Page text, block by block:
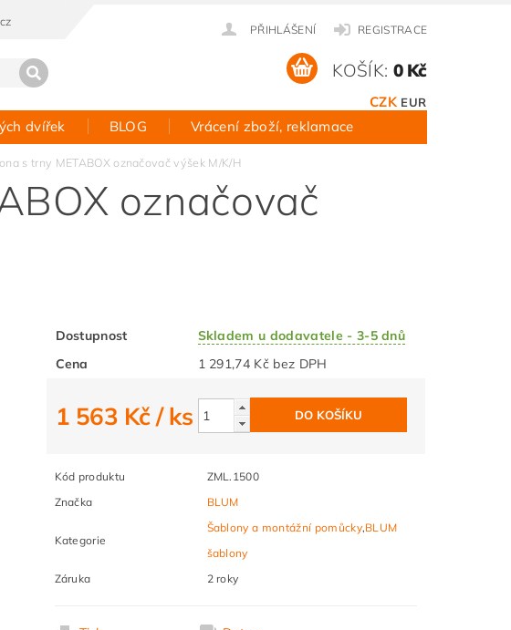
PŘIHLÁŠENÍ REGISTRACE
CZK EUR
KOŠÍK: 0 Kč
dvířek BLOG Vrácení zboží, reklamace
s trny METABOX označovač výšek M/K/H
označovač
Dostupnost
Skladem u dodavatele - 3-5 dnů
Cena
1 291,74 Kč bez DPH
1 563 Kč/ ks
Kód produktu
ZML.1500
Značka
BLUM
Kategorie
Šablony a montážní pomůcky,BLUM
šablony
Záruka
2 roky